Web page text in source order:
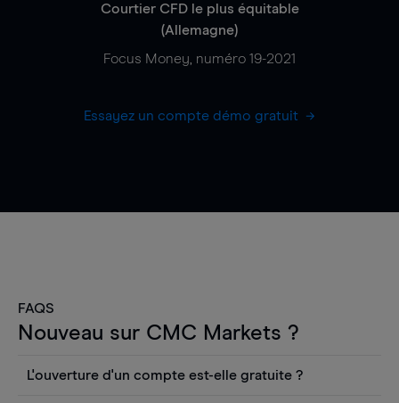
Courtier CFD le plus équitable
(Allemagne)
Focus Money, numéro 19-2021
Essayez un compte démo gratuit
FAQS
Nouveau sur CMC Markets ?
L'ouverture d'un compte est-elle gratuite ?